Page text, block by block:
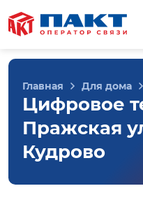
Главная Для дома
Цифровое
Пражская
Кудрово